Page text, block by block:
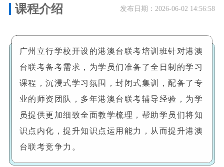
课程介绍 发布日期：2026-06-02 14:56:58
广州立行学校‌开设的港澳台联考培训班针对港澳
台联考备考需求，为学员们准备了全日制的学习
课程，沉浸式学习氛围，封闭式集训，配备了专
业的师资团队，多年港澳台联考辅导经验，为学
员提供更加细致全面教学梳理，帮助学员们将知
识点内化，提升知识点运用能力，从而提升港澳
台联考竞争力。